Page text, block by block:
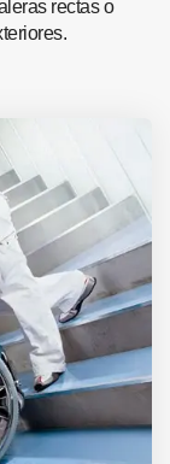
rectas o